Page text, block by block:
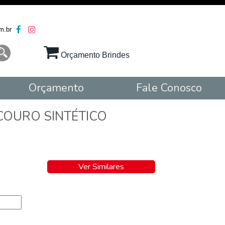
Orçamento Brindes
Orçamento Fale Conosco
SINTÉTICO
Ver Similares